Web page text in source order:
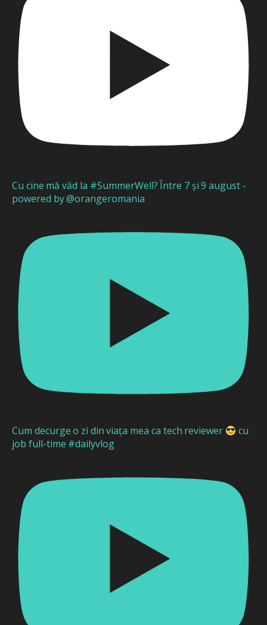
Cu cine mă văd la #SummerWell? Între 7 și 9 august -
powered by @orangeromania
Cum decurge o zi din viața mea ca tech reviewer
cu
job full-time #dailyvlog